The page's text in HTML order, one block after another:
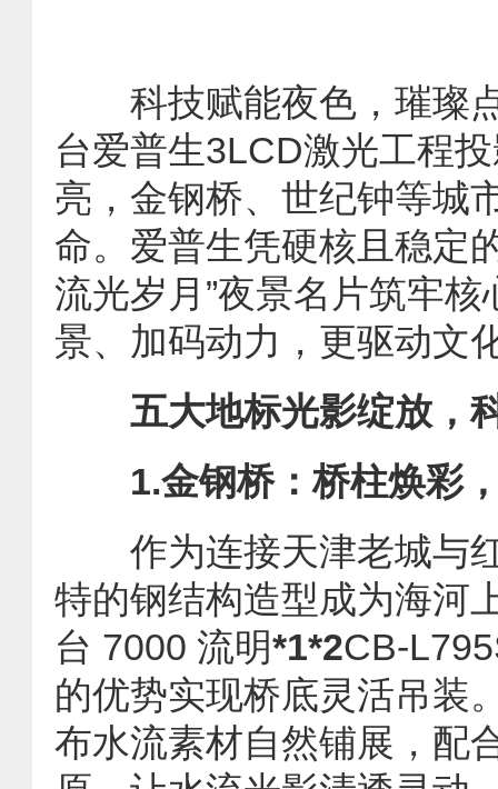
科技赋能夜色，璀璨点
台爱普生3LCD激光工程
亮，金钢桥、世纪钟等城
命。爱普生凭硬核且稳定
流光岁月”夜景名片筑牢
景、加码动力，更驱动文
五大地标光影绽放，
1.金钢桥：桥柱焕彩
作为连接天津老城与红
特的钢结构造型成为海河
台 7000 流明*1*2CB-
的优势实现桥底灵活吊装
布水流素材自然铺展，配